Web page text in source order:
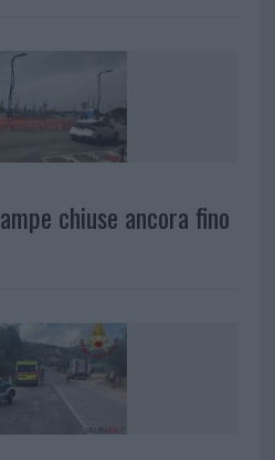
chiuse ancora fino